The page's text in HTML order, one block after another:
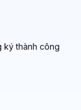
ký thành công